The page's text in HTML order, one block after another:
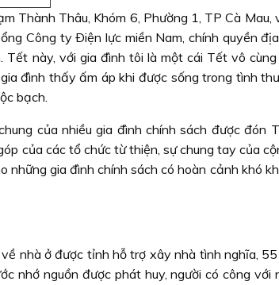
Thành Thâu, Khóm 6, Phường 1, TP Cà Mau,
Công ty Ðiện lực miền Nam, chính quyền
này, với gia đình tôi là một cái Tết vô
đình thấy ấm áp khi được sống trong tình
bạch.
của nhiều gia đình chính sách được đón
của các tổ chức từ thiện, sự chung tay của
gia đình chính sách có hoàn cảnh khó
nhà ở được tỉnh hỗ trợ xây nhà tình nghĩa,
nhớ nguồn được phát huy, người có công với